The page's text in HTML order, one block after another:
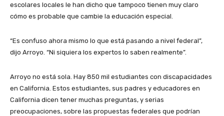
escolares locales le han dicho que tampoco tienen muy claro
cómo es probable que cambie la educación especial.
“Es confuso ahora mismo lo que está pasando a nivel federal”,
dijo Arroyo. “Ni siquiera los expertos lo saben realmente”.
Arroyo no está sola. Hay 850 mil estudiantes con discapacidades
en California. Estos estudiantes, sus padres y educadores en
California dicen tener muchas preguntas, y serias
preocupaciones, sobre las propuestas federales que podrían